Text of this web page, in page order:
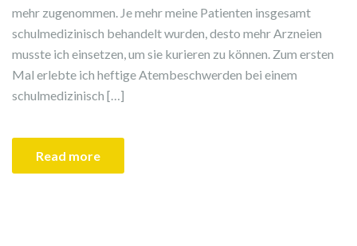
mehr zugenommen. Je mehr meine Patienten insgesamt
schulmedizinisch behandelt wurden, desto mehr Arzneien
musste ich einsetzen, um sie kurieren zu können. Zum ersten
Mal erlebte ich heftige Atembeschwerden bei einem
schulmedizinisch […]
Read more